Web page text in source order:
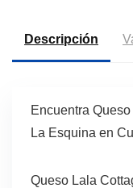
Descripción
Encuentra
La Esquina en
Queso Lala